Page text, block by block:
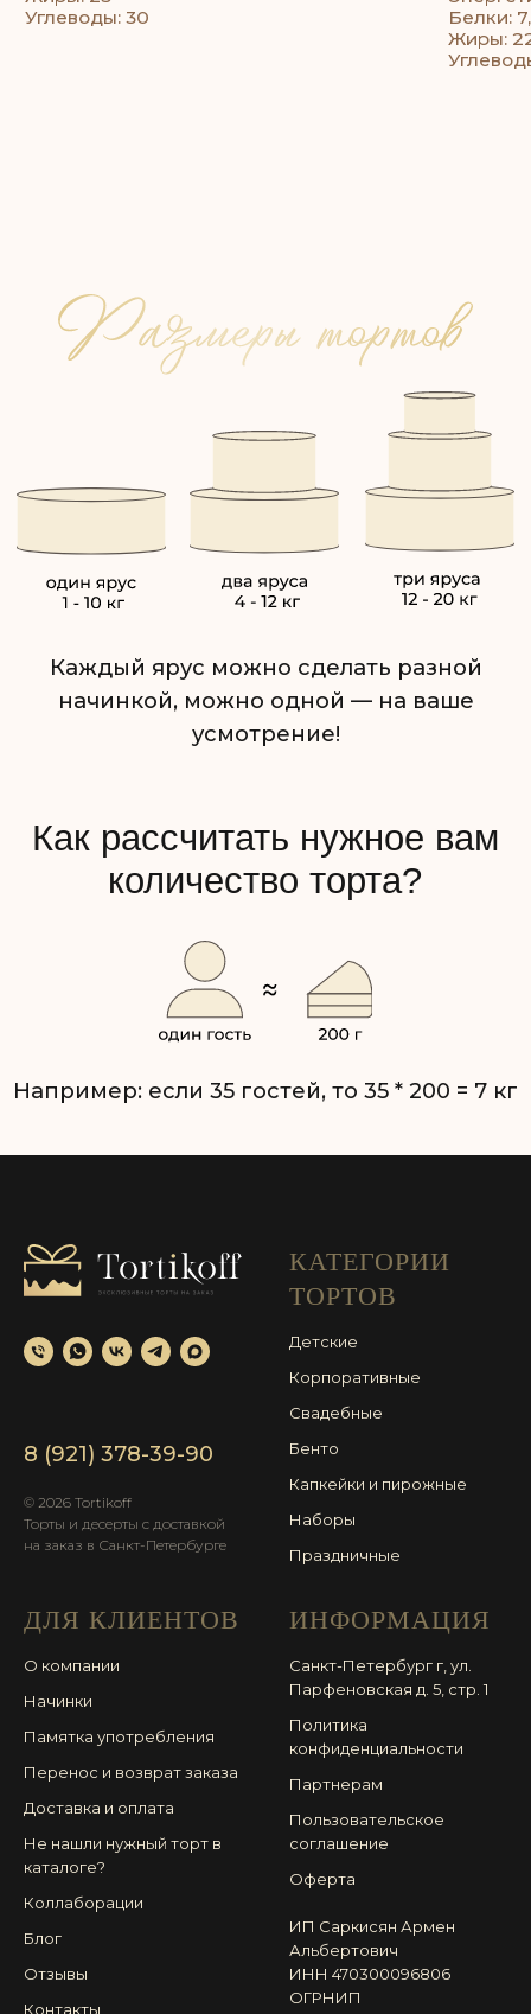
8 (921) 378-39-90
© 2026 Tortikoff
Торты и десерты с доставкой
на заказ в Санкт-Петербурге
КАТЕГОРИИ
ТОРТОВ
Детские
Корпоративные
Свадебные
Бенто
Капкейки и пирожные
Наборы
Праздничные
ДЛЯ КЛИЕНТОВ
О компании
Начинки
Памятка употребления
Перенос и возврат заказа
Доставка и оплата
Не нашли нужный торт в
каталоге?
Коллаборации
Блог
Отзывы
Контакты
ИНФОРМАЦИЯ
Санкт-Петербург г, ул.
Парфеновская д. 5, стр. 1
Политика
конфиденциальности
Партнерам
Пользовательское
соглашение
Оферта
ИП Саркисян Армен
Альбертович
ИНН 470300096806
ОГРНИП